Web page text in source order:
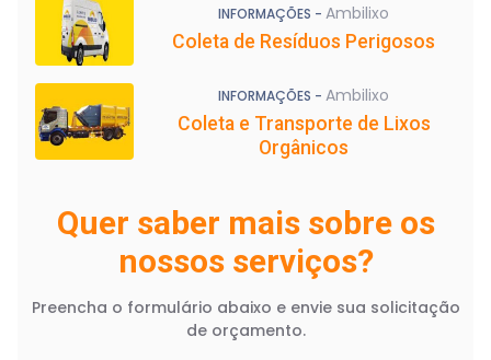
INFORMAÇÕES - Ambilixo
Coleta de Resíduos Perigosos
INFORMAÇÕES - Ambilixo
Coleta e Transporte de Lixos
Orgânicos
Quer saber mais sobre os
nossos serviços?
Preencha o formulário abaixo e envie sua solicitação
de orçamento.